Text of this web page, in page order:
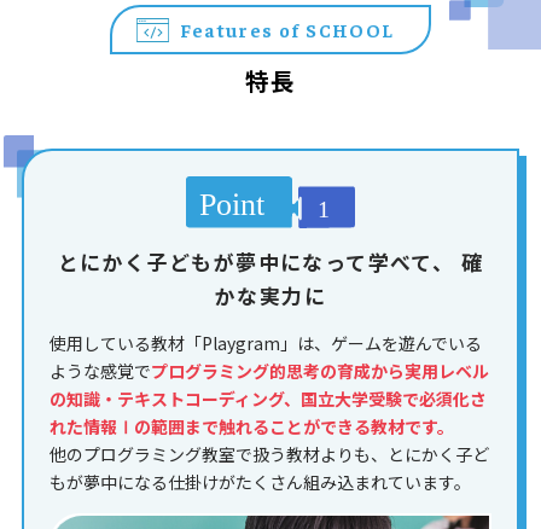
Features of SCHOOL
特長
とにかく子どもが夢中になって学べて、
確
かな実力に
使用している教材「Playgram」は、ゲームを遊んでいる
ような感覚でプログラミング的思考の育成から実用レベル
の知識・テキストコーディング、国立大学受験で必須化さ
れた情報Ⅰの範囲まで触れることができる教材です。
他のプログラミング教室で扱う教材よりも、とにかく子ど
もが夢中になる仕掛けがたくさん組み込まれています。